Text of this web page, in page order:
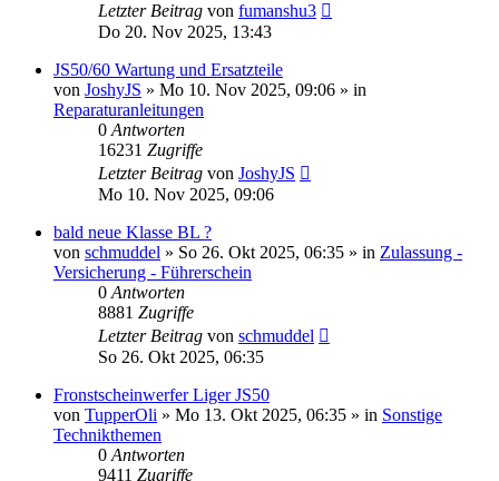
Letzter Beitrag von fumanshu3
Do 20. Nov 2025, 13:43
JS50/60 Wartung und Ersatzteile
von JoshyJS » Mo 10. Nov 2025, 09:06 » in
Reparaturanleitungen
0Antworten
16231 Zugriffe
Letzter Beitrag von JoshyJS
Mo 10. Nov 2025, 09:06
bald neue Klasse BL ?
von schmuddel » So 26. Okt 2025, 06:35 » in Zulassung -
Versicherung - Führerschein
0Antworten
8881 Zugriffe
Letzter Beitrag von schmuddel
So 26. Okt 2025, 06:35
Fronstscheinwerfer Liger JS50
von TupperOli » Mo 13. Okt 2025, 06:35 » in Sonstige
Technikthemen
0Antworten
9411 Zugriffe